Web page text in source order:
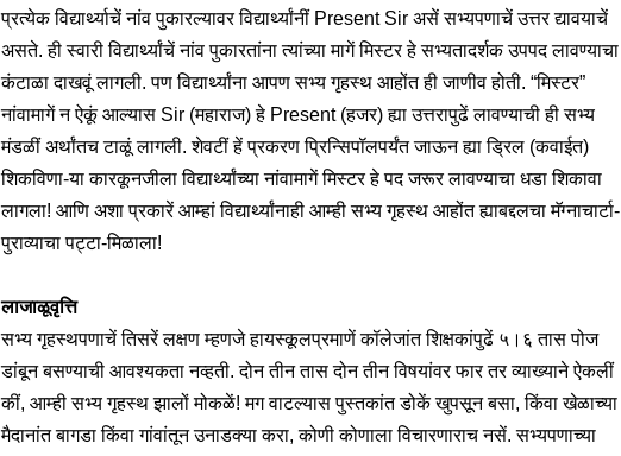
प्रत्येक विद्यार्थ्याचें नांव पुकारल्यावर विद्यार्थ्यांनीं Present Sir असें सभ्यपणाचें उत्तर द्यावयाचें
असते. ही स्वारी विद्यार्थ्यांचें नांव पुकारतांना त्यांच्या मागें मिस्टर हे सभ्यतादर्शक उपपद लावण्याचा
कंटाळा दाखवूं लागली. पण विद्यार्थ्यांना आपण सभ्य गृहस्थ आहोंत ही जाणीव होती. “मिस्टर”
नांवामागें न ऐकूं आल्यास Sir (महाराज) हे Present (हजर) ह्या उत्तरापुढें लावण्याची ही सभ्य
मंडळीं अर्थांतच टाळूं लागली. शेवटीं हें प्रकरण प्रिन्सिपॉलपर्यंत जाऊन ह्या ड्रिल (कवाईत)
शिकविणा-या कारकूनजीला विद्यार्थ्यांच्या नांवामागें मिस्टर हे पद जरूर लावण्याचा धडा शिकावा
लागला! आणि अशा प्रकारें आम्हां विद्यार्थ्यांनाही आम्ही सभ्य गृहस्थ आहोंत ह्याबद्दलचा मॅग्नाचार्टा-
पुराव्याचा पट्टा-मिळाला!
लाजाळूवृत्ति
सभ्य गृहस्थपणाचें तिसरें लक्षण म्हणजे हायस्कूलप्रमाणें कॉलेजांत शिक्षकांपुढें ५।६ तास पोज
डांबून बसण्याची आवश्यकता नव्हती. दोन तीन तास दोन तीन विषयांवर फार तर व्याख्याने ऐकलीं
कीं, आम्ही सभ्य गृहस्थ झालों मोकळें! मग वाटल्यास पुस्तकांत डोकें खुपसून बसा, किंवा खेळाच्या
मैदानांत बागडा किंवा गांवांतून उनाडक्या करा, कोणी कोणाला विचारणाराच नसें. सभ्यपणाच्या